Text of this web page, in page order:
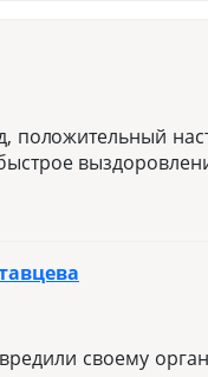
положительный
своему